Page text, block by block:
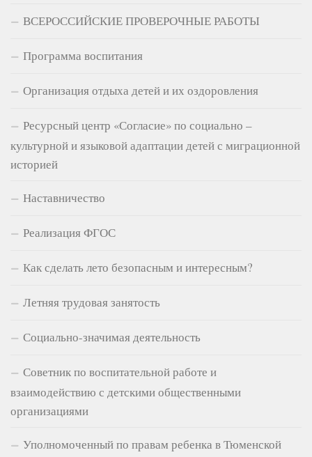
ВСЕРОССИЙСКИЕ ПРОВЕРОЧНЫЕ РАБОТЫ
Программа воспитания
Организация отдыха детей и их оздоровления
Ресурсный центр «Согласие» по социально –
культурной и языковой адаптации детей с миграционной
историей
Наставничество
Реализация ФГОС
Как сделать лето безопасным и интересным?
Летняя трудовая занятость
Социально-значимая деятельность
Советник по воспитательной работе и
взаимодействию с детскими общественными
организациями
Уполномоченный по правам ребенка в Тюменской